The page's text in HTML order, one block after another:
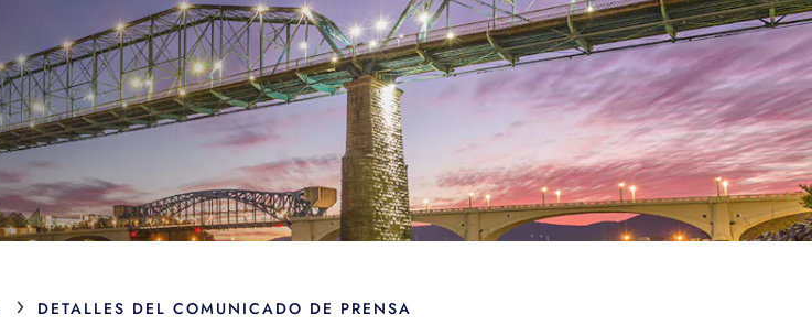
› DETALLES DEL COMUNICADO DE PRENSA